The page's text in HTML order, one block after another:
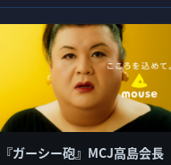
『ガーシー砲』MCJ高島会長